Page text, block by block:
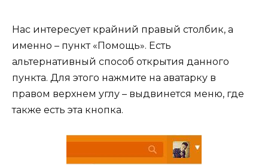
Нас интересует крайний правый столбик, а
именно – пункт «Помощь». Есть
альтернативный способ открытия данного
пункта. Для этого нажмите на аватарку в
правом верхнем углу – выдвинется меню, где
также есть эта кнопка.